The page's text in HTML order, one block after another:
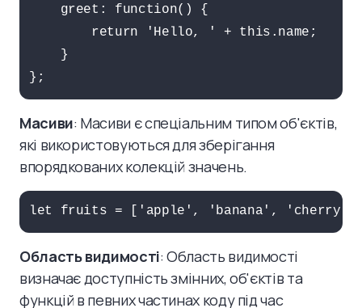
    greet: function() {
        return 'Hello, ' + this.name;
    }
};
Масиви: Масиви є спеціальним типом об'єктів,
які використовуються для зберігання
впорядкованих колекцій значень.
let fruits = ['apple', 'banana',
Область видимості: Область видимості
визначає доступність змінних, об'єктів та
функцій в певних частинах коду під час